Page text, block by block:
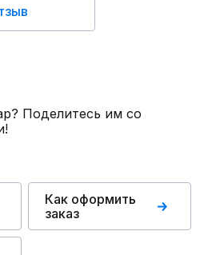
Поделитесь им со
Как оформить
заказ